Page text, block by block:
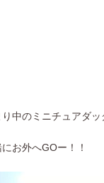
中のミニチュアダ
お外へGOー！！